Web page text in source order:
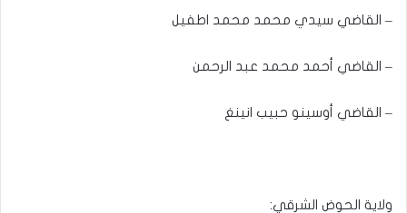
– القاضي سيدي محمد محمد اطفيل
– القاضي أحمد محمد عبد الرحمن
– القاضي أوسينو حبيب انينغ
ولاية الحوض الشرقي: